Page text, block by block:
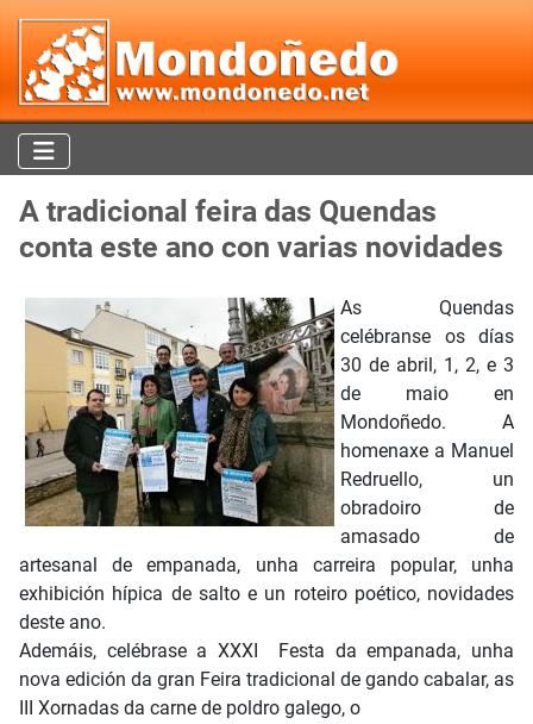
A tradicional feira das Quendas
conta este ano con varias novidades
As Quendas
celébranse os días
30 de abril, 1, 2, e 3
de maio en
Mondoñedo. A
homenaxe a Manuel
Redruello, un
obradoiro de
amasado de
artesanal de empanada, unha carreira popular, unha
exhibición hípica de salto e un roteiro poético, novidades
deste ano.
Ademáis, celébrase a XXXI Festa da empanada, unha
nova edición da gran Feira tradicional de gando cabalar, as
III Xornadas da carne de poldro galego, o